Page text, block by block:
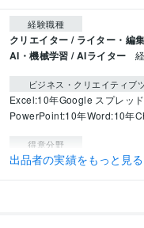
経験職種
クリエイター / ライター・編集
AI・機械学習 / AIライター
ビジネス・クリエイティブ
Excel:10年Google スプレッ
PowerPoint:10年Word:10年
得意分野
ライティング・翻訳 Webラ
出品者の実績をもっと見る